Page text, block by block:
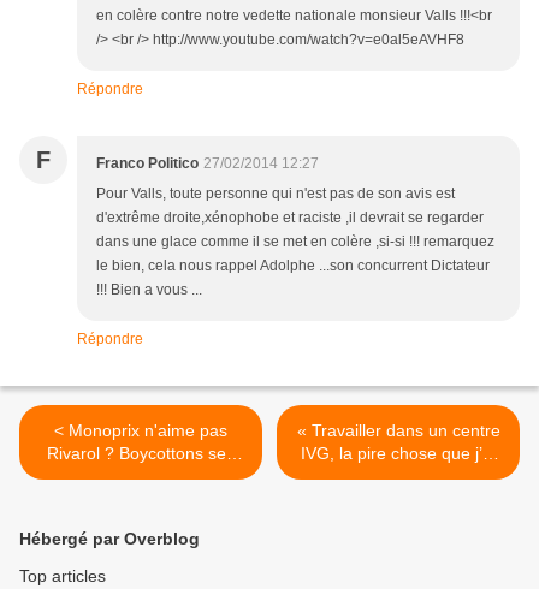
en colère contre notre vedette nationale monsieur Valls !!!<br
/> <br /> http://www.youtube.com/watch?v=e0al5eAVHF8
Répondre
F Franco Politico 27/02/2014 12:27
Pour Valls, toute personne qui n'est pas de son avis est
d'extrême droite,xénophobe et raciste ,il devrait se regarder
dans une glace comme il se met en colère ,si-si !!! remarquez
le bien, cela nous rappel Adolphe ...son concurrent Dictateur
!!! Bien a vous ...
Répondre
< Monoprix n'aime pas
Rivarol ? Boycottons ses
magasins !
« Travailler dans un centre
IVG, la pire chose que j’ai
faite dans ma vie » >
Hébergé par Overblog
Top articles